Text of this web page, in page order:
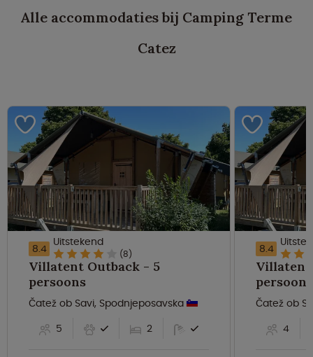
Alle accommodaties bij Camping Terme
Catez
8.4 Uitstekend
(8)
Villatent Outback - 5
persoons
Čatež ob Savi, Spodnjeposavska
5
2
8.4
Villatent
persoons
Čatež ob
4